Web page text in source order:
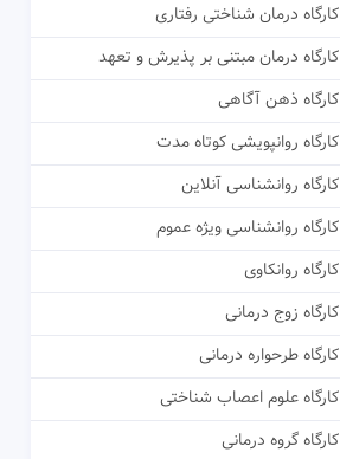
کارگاه درمان شناختی رفتاری
کارگاه درمان مبتنی بر پذیرش و تعهد
کارگاه ذهن آگاهی
کارگاه روانپویشی کوتاه مدت
کارگاه روانشناسی آنلاین
کارگاه روانشناسی ویژه عموم
کارگاه روانکاوی
کارگاه زوج درمانی
کارگاه طرحواره درمانی
کارگاه علوم اعصاب شناختی
کارگاه گروه درمانی